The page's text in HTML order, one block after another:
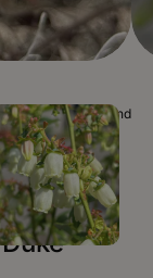
/ Mia Roland